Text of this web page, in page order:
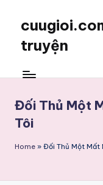
truyện
Đối Thủ Một
Tôi
Home » Đối Thủ Một Mất